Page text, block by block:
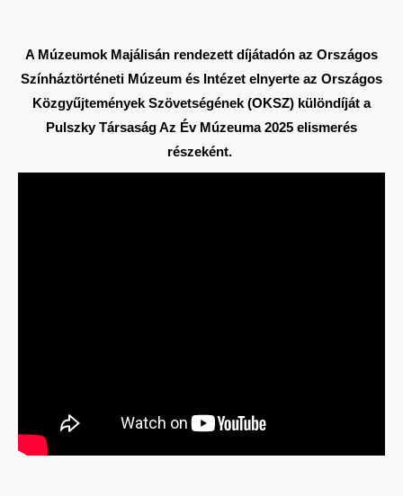
A Múzeumok Majálisán rendezett díjátadón az Országos
Színháztörténeti Múzeum és Intézet elnyerte az Országos
Közgyűjtemények Szövetségének (OKSZ) különdíját a
Pulszky Társaság Az Év Múzeuma 2025 elismerés
részeként.